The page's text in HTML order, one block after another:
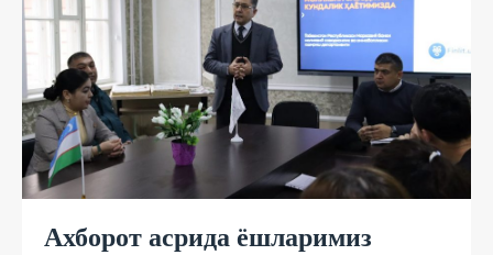
Ахборот асрида ёшларимиз